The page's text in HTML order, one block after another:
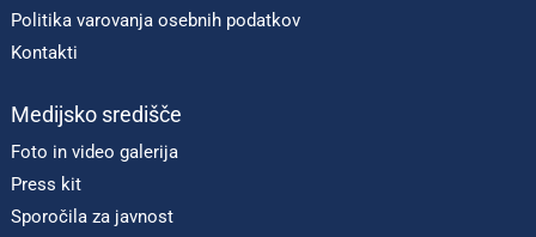
Politika varovanja osebnih podatkov
Kontakti
Medijsko središče
Foto in video galerija
Press kit
Sporočila za javnost